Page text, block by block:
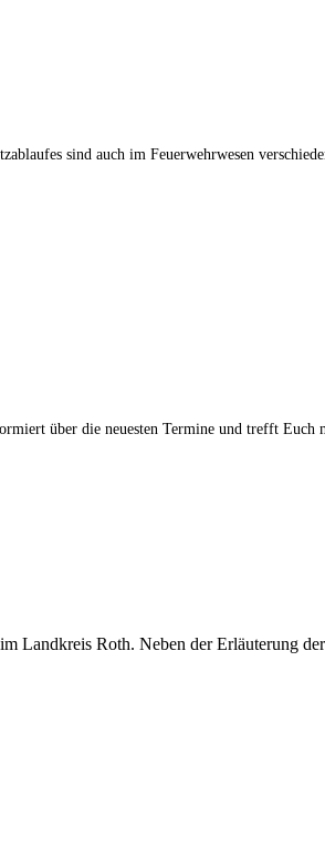
sind auch im Feuerwehrwesen
über die neuesten Termine und trefft Euch
Landkreis Roth. Neben der Erläuterung